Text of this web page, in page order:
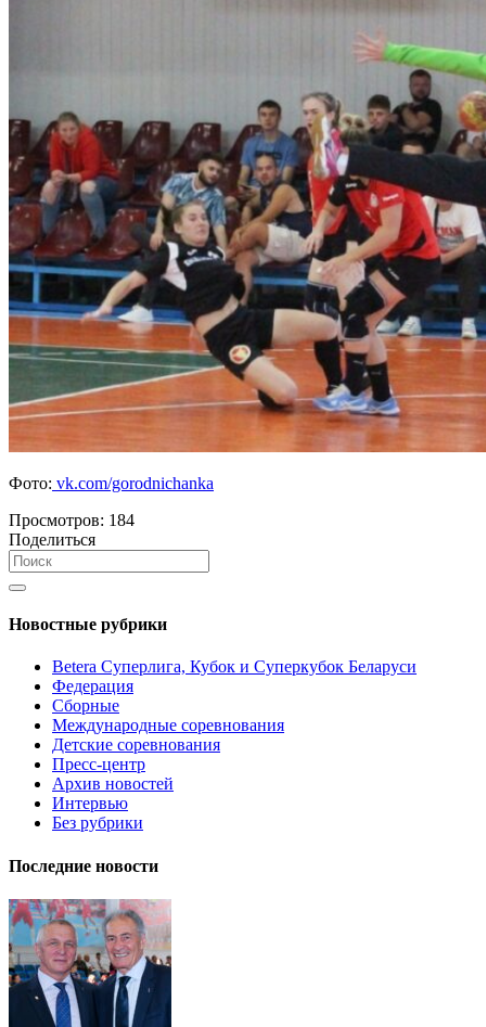
Фото: vk.com/gorodnichanka
Просмотров: 184
Поделиться
Новостные рубрики
Betera Суперлига, Кубок и Суперкубок Беларуси
Федерация
Сборные
Международные соревнования
Детские соревнования
Пресс-центр
Архив новостей
Интервью
Без рубрики
Последние новости